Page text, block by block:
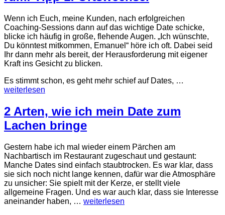
Wenn ich Euch, meine Kunden, nach erfolgreichen
Coaching-Sessions dann auf das wichtige Date schicke,
blicke ich häufig in große, flehende Augen. „Ich wünschte,
Du könntest mitkommen, Emanuel“ höre ich oft. Dabei seid
Ihr dann mehr als bereit, der Herausforderung mit eigener
Kraft ins Gesicht zu blicken.
Es stimmt schon, es geht mehr schief auf Dates, …
weiterlesen
2 Arten, wie ich mein Date zum
Lachen bringe
Gestern habe ich mal wieder einem Pärchen am
Nachbartisch im Restaurant zugeschaut und gestaunt:
Manche Dates sind einfach staubtrocken. Es war klar, dass
sie sich noch nicht lange kennen, dafür war die Atmosphäre
zu unsicher: Sie spielt mit der Kerze, er stellt viele
allgemeine Fragen. Und es war auch klar, dass sie Interesse
aneinander haben, … weiterlesen